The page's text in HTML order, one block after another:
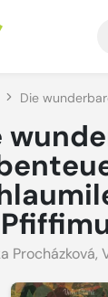
Die
Procházková,